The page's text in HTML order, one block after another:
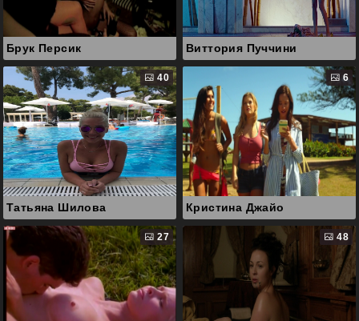
Брук Персик Виттория Пуччини
40
Татьяна Шилова
6
Кристина Джайо
27 48